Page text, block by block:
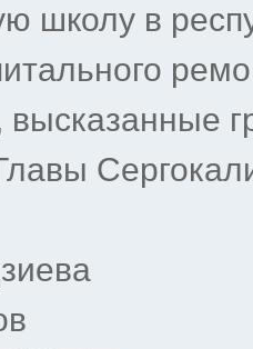
школу в